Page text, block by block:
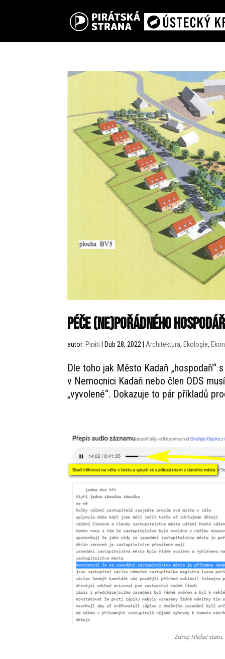
Péče (ne)pořádného
autor: Piráti Dub 28, 2022 Architektura, Ekologie,
Dle toho jak Město Kadaň „hospodaří“
v Nemocnici Kadaň nebo člen ODS
„vyvolené“. Dokazuje to pár příkladů